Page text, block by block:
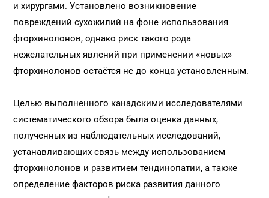
и хирургами. Установлено возникновение
повреждений сухожилий на фоне использования
фторхинолонов, однако риск такого рода
нежелательных явлений при применении «новых»
фторхинолонов остаётся не до конца установленным.
Целью выполненного канадскими исследователями
систематического обзора была оценка данных,
полученных из наблюдательных исследований,
устанавливающих связь между использованием
фторхинолонов и развитием тендинопатии, а также
определение факторов риска развития данного